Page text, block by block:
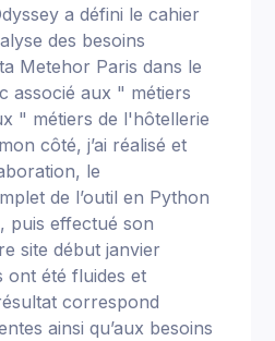
a défini le cahier
des besoins
Metehor Paris dans le
associé aux " métiers
" métiers de l'hôtellerie
côté, j’ai réalisé et
le
de l’outil en Python
puis effectué son
site début janvier
ont été fluides et
correspond
ainsi qu’aux besoins